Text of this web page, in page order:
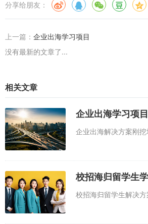
分享给朋友：
上一篇： 企业出海学习项目
没有最新的文章了...
相关文章
企业出海学习项目
企业出海解决方案刚
校招海归留学生
校招海归留学生解决